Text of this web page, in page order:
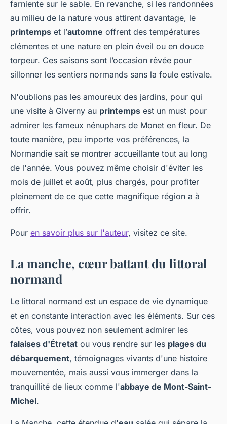
farniente sur le sable. En revanche, si les randonnées
au milieu de la nature vous attirent davantage, le
printemps et l’automne offrent des températures
clémentes et une nature en plein éveil ou en douce
torpeur. Ces saisons sont l’occasion rêvée pour
sillonner les sentiers normands sans la foule estivale.
N'oublions pas les amoureux des jardins, pour qui
une visite à Giverny au printemps est un must pour
admirer les fameux nénuphars de Monet en fleur. De
toute manière, peu importe vos préférences, la
Normandie sait se montrer accueillante tout au long
de l'année. Vous pouvez même choisir d'éviter les
mois de juillet et août, plus chargés, pour profiter
pleinement de ce que cette magnifique région a à
offrir.
Pour en savoir plus sur l'auteur, visitez ce site.
La manche, cœur battant du littoral
normand
Le littoral normand est un espace de vie dynamique
et en constante interaction avec les éléments. Sur ces
côtes, vous pouvez non seulement admirer les
falaises d'Étretat ou vous rendre sur les plages du
débarquement, témoignages vivants d'une histoire
mouvementée, mais aussi vous immerger dans la
tranquillité de lieux comme l'abbaye de Mont-Saint-
Michel.